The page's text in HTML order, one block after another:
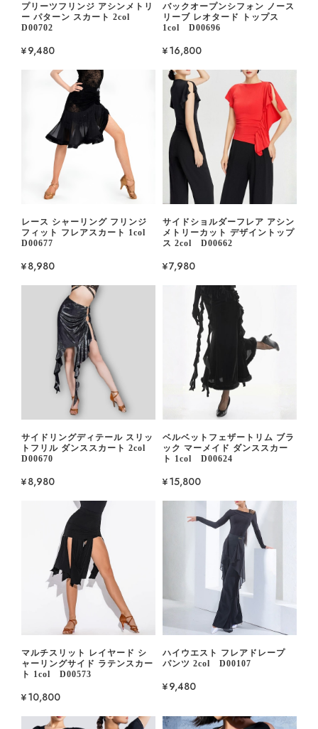
プリーツフリンジ アシンメトリ
ー パターン スカート 2col
D00702
¥9,480
バックオープンシフォン ノース
リーブ レオタード トップス
1col D00696
¥16,800
レース シャーリング フリンジ
フィット フレアスカート 1col
D00677
¥8,980
サイドショルダーフレア アシン
メトリーカット デザイントップ
ス 2col D00662
¥7,980
サイドリングディテール スリッ
トフリル ダンススカート 2col
D00670
¥8,980
ベルベットフェザートリム ブラ
ック マーメイド ダンススカー
ト 1col D00624
¥15,800
マルチスリット レイヤード シ
ャーリングサイド ラテンスカー
ト 1col D00573
¥10,800
ハイウエスト フレアドレープ
パンツ 2col D00107
¥9,480